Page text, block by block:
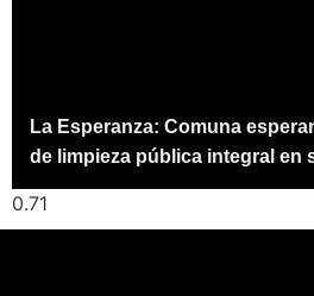
La Esperanza: Comuna
de limpieza pública integral en